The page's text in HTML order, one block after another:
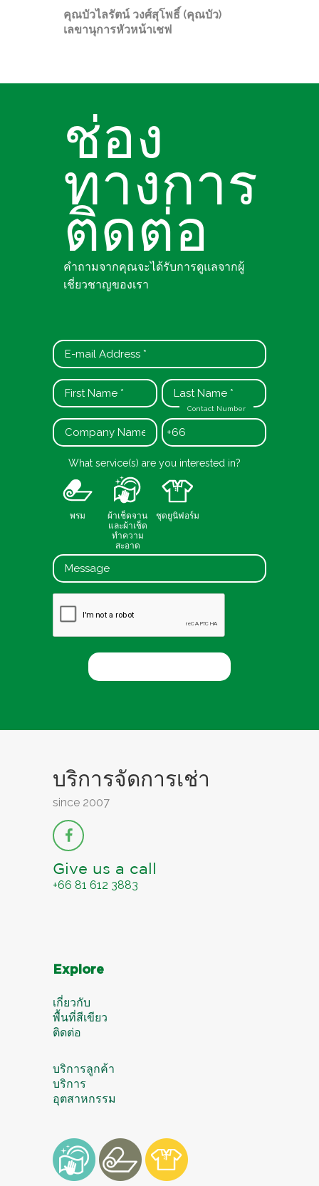
คุณบัวไลรัตน์ วงศ์สุโพธิ์ (คุณบัว)
เลขานุการหัวหน้าเชฟ
ช่อง
ทางการ
ติดต่อ
คำถามจากคุณจะได้รับการดูแลจากผู้
เชี่ยวชาญของเรา
Contact Number
+66
What service(s) are you interested in?
พรม
ผ้าเช็ดจาน
และผ้าเช็ด
ทำความ
สะอาด
ชุดยูนิฟอร์ม
บริการจัดการเช่า
since 2007
Give us a call
+66 81 612 3883
Explore
เกี่ยวกับ
พื้นที่สีเขียว
ติดต่อ
บริการลูกค้า
บริการ
อุตสาหกรรม